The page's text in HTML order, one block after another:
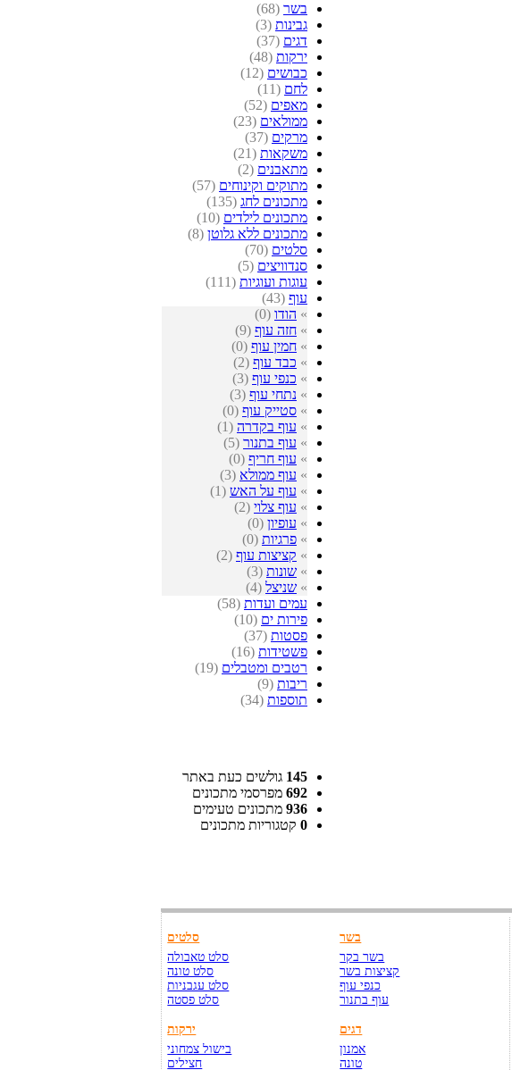
בשר (68)
גבינות (3)
דגים (37)
ירקות (48)
כבושים (12)
לחם (11)
מאפים (52)
ממולאים (23)
מרקים (37)
משקאות (21)
מתאבנים (2)
מתוקים וקינוחים (57)
מתכונים לחג (135)
מתכונים לילדים (10)
מתכונים ללא גלוטן (8)
סלטים (70)
סנדוויצים (5)
עוגות ועוגיות (111)
עוף (43)
» הודו (0)
» חזה עוף (9)
» חמין עוף (0)
» כבד עוף (2)
» כנפי עוף (3)
» נתחי עוף (3)
» סטייק עוף (0)
» עוף בקדרה (1)
» עוף בתנור (5)
» עוף חריף (0)
» עוף ממולא (3)
» עוף על האש (1)
» עוף צלוי (2)
» עופיון (0)
» פרגיות (0)
» קציצות עוף (2)
» שונות (3)
» שניצל (4)
עמים ועדות (58)
פירות ים (10)
פסטות (37)
פשטידות (16)
רטבים ומטבלים (19)
ריבות (9)
תוספות (34)
145 גולשים כעת באתר
692 מפרסמי מתכונים
936 מתכונים טעימים
0 קטגוריות מתכונים
סלטים
סלט טאבולה
סלט טונה
סלט עגבניות
סלט פסטה
ירקות
בישול צמחוני
חצילים
בשר
בשר בקר
קציצות בשר
כנפי עוף
עוף בתנור
דגים
אמנון
טונה